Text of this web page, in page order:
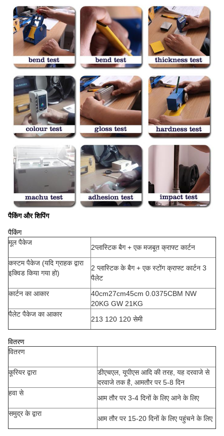
पैकिंग और शिपिंग
पैकिंग
मूल पैकेज
2प्लास्टिक बैग + एक मजबूत क्राफ्ट कार्टन
कस्टम पैकेज (यदि ग्राहक द्वारा
इक्विड किया गया हो)
2 प्लास्टिक के बैग + एक स्टोंग क्राफ्ट कार्टन 3
पैलेट
कार्टन का आकार
40cm27cm45cm 0.0375CBM NW
20KG GW 21KG
पैलेट पैकेज का आकार
213 120 120 सेमी
वितरण
वितरण
कूरियर द्वारा
डीएचएल, यूपीएस आदि की तरह, यह दरवाजे से
दरवाजे तक है, आमतौर पर 5-8 दिन
हवा से
आम तौर पर 3-4 दिनों के लिए आने के लिए
समुद्र के द्वारा
आम तौर पर 15-20 दिनों के लिए पहुंचने के लिए